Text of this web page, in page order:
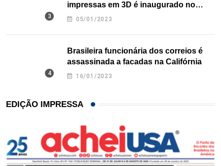
impressas em 3D é inaugurado no
Texas
05/01/2023
Brasileira funcionária dos correios é
assassinada a facadas na Califórnia
16/01/2023
EDIÇÃO IMPRESSA